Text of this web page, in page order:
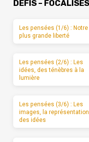
DÉFIS – FOCALISÉS
Les pensées (1/6) : Notre
plus grande liberté
Les pensées (2/6) : Les
idées, des ténèbres à la
lumière
Les pensées (3/6) : Les
images, la représentation
des idées